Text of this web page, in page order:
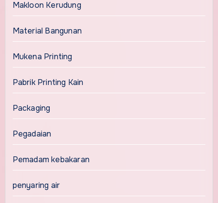
Makloon Kerudung
Material Bangunan
Mukena Printing
Pabrik Printing Kain
Packaging
Pegadaian
Pemadam kebakaran
penyaring air